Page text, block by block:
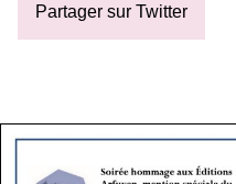
Partager sur Twitter